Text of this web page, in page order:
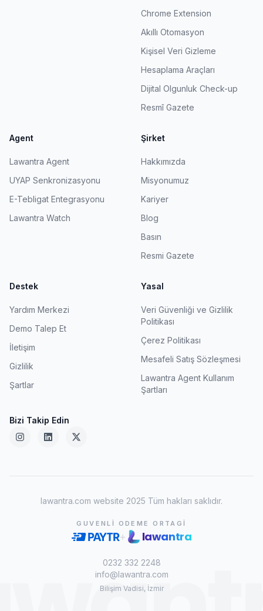
Chrome Extension
Akıllı Otomasyon
Kişisel Veri Gizleme
Hesaplama Araçları
Dijital Olgunluk Check-up
Resmî Gazete
Agent
Lawantra Agent
UYAP Senkronizasyonu
E-Tebligat Entegrasyonu
Lawantra Watch
Şirket
Hakkımızda
Misyonumuz
Kariyer
Blog
Basın
Resmi Gazete
Destek
Yardım Merkezi
Demo Talep Et
İletişim
Gizlilik
Şartlar
Yasal
Veri Güvenliği ve Gizlilik
Politikası
Çerez Politikası
Mesafeli Satış Sözleşmesi
Lawantra Agent Kullanım
Şartları
Bizi Takip Edin
lawantra.com website 2025 Tüm hakları saklıdır.
GUVENLI ODEME ORTAGI
+ lawantra
0232 332 2248
info@lawantra.com
Bilişim Vadisi, İzmir